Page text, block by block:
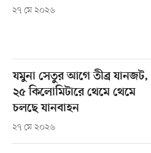
২৭ মে ২০২৬
যমুনা সেতুর আগে তীব্র যানজট,
২৫ কিলোমিটারে থেমে থেমে
চলছে যানবাহন
২৭ মে ২০২৬